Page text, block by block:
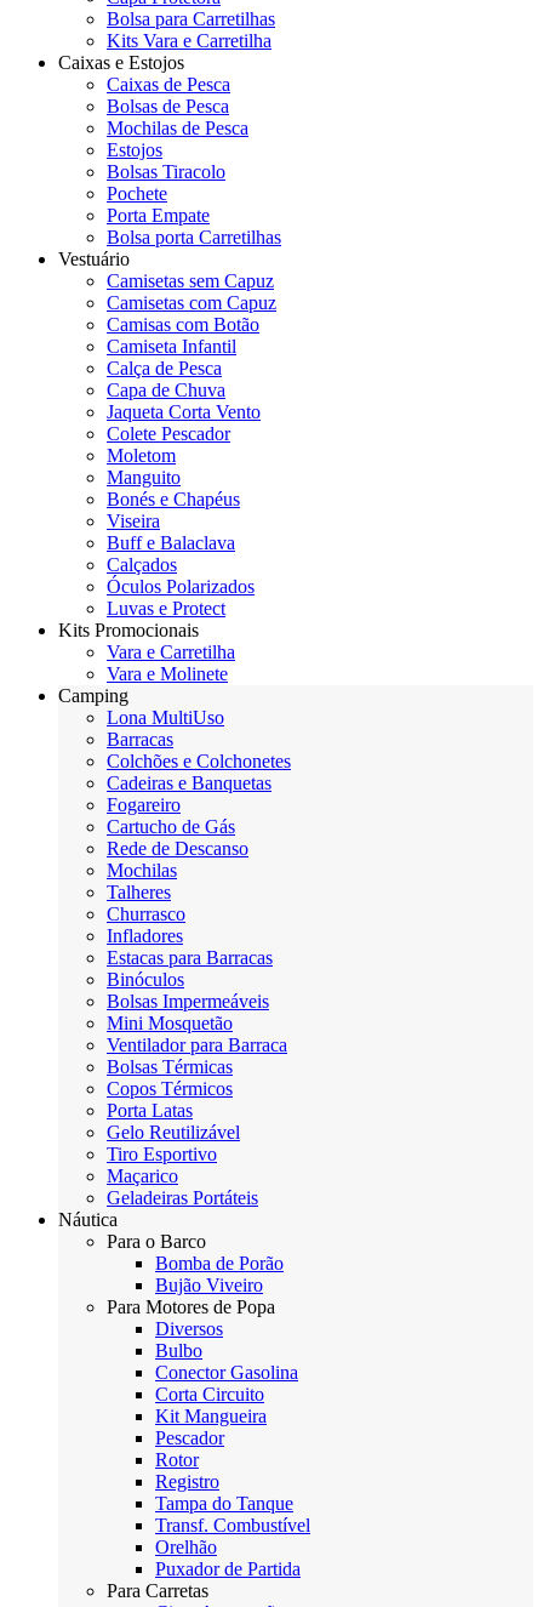
Bolsa para Carretilhas
Kits Vara e Carretilha
Caixas e Estojos
Caixas de Pesca
Bolsas de Pesca
Mochilas de Pesca
Estojos
Bolsas Tiracolo
Pochete
Porta Empate
Bolsa porta Carretilhas
Vestuário
Camisetas sem Capuz
Camisetas com Capuz
Camisas com Botão
Camiseta Infantil
Calça de Pesca
Capa de Chuva
Jaqueta Corta Vento
Colete Pescador
Moletom
Manguito
Bonés e Chapéus
Viseira
Buff e Balaclava
Calçados
Óculos Polarizados
Luvas e Protect
Kits Promocionais
Vara e Carretilha
Vara e Molinete
Camping
Lona MultiUso
Barracas
Colchões e Colchonetes
Cadeiras e Banquetas
Fogareiro
Cartucho de Gás
Rede de Descanso
Mochilas
Talheres
Churrasco
Infladores
Estacas para Barracas
Binóculos
Bolsas Impermeáveis
Mini Mosquetão
Ventilador para Barraca
Bolsas Térmicas
Copos Térmicos
Porta Latas
Gelo Reutilizável
Tiro Esportivo
Maçarico
Geladeiras Portáteis
Náutica
Para o Barco
Bomba de Porão
Bujão Viveiro
Para Motores de Popa
Diversos
Bulbo
Conector Gasolina
Corta Circuito
Kit Mangueira
Pescador
Rotor
Registro
Tampa do Tanque
Transf. Combustível
Orelhão
Puxador de Partida
Para Carretas